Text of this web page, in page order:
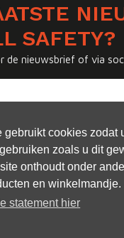
gebruikt cookies zodat
zoals u dit
onthoudt onder
en winkelmandje.
statement hier
SAFETY?
de nieuwsbrief of via